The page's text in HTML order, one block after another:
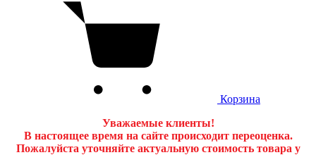
Корзина
Уважаемые клиенты!
В настоящее время на сайте происходит переоценка.
Пожалуйста уточняйте актуальную стоимость товара у